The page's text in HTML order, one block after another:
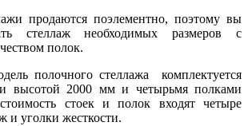
продаются поэлементно, поэтому вы
стеллаж необходимых размеров с
полок.
полочного стеллажа комплектуется
высотой 2000 мм и четырьмя полками
стоек и полок входят четыре
и уголки жесткости.